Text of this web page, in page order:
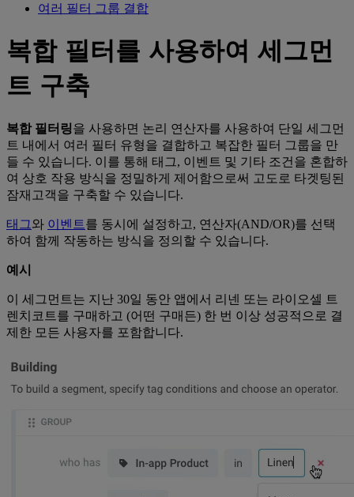
여러 필터 그룹 결합
복합 필터를 사용하여 세그먼
트 구축
복합 필터링을 사용하면 논리 연산자를 사용하여 단일 세그먼
트 내에서 여러 필터 유형을 결합하고 복잡한 필터 그룹을 만
들 수 있습니다. 이를 통해 태그, 이벤트 및 기타 조건을 혼합하
여 상호 작용 방식을 정밀하게 제어함으로써 고도로 타겟팅된
잠재고객을 구축할 수 있습니다.
태그와 이벤트 를 동시에 설정하고, 연산자(AND/OR)를 선택
하여 함께 작동하는 방식을 정의할 수 있습니다.
예시
이 세그먼트는 지난 30일 동안 앱에서 리넨 또는 라이오셀 트
렌치코트를 구매하고 (어떤 구매든) 한 번 이상 성공적으로 결
제한 모든 사용자를 포함합니다.